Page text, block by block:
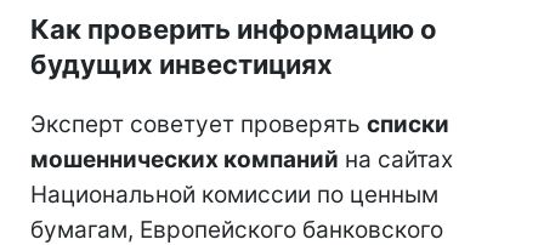
Как проверить информацию о
будущих инвестициях
Эксперт советует проверять списки
мошеннических компаний на сайтах
Национальной комиссии по ценным
бумагам, Европейского банковского